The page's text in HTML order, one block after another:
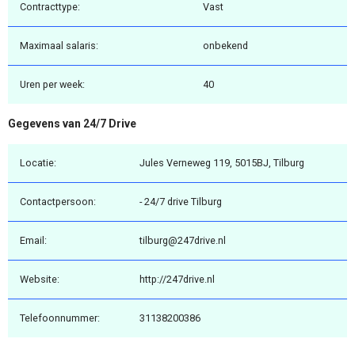
Contracttype: Vast
Maximaal salaris: onbekend
Uren per week: 40
Gegevens van 24/7 Drive
Locatie: Jules Verneweg 119, 5015BJ, Tilburg
Contactpersoon: - 24/7 drive Tilburg
Email: tilburg@247drive.nl
Website: http://247drive.nl
Telefoonnummer: 31138200386